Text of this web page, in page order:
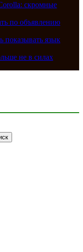
скромные
по объявлению
показывать язык
не в силах